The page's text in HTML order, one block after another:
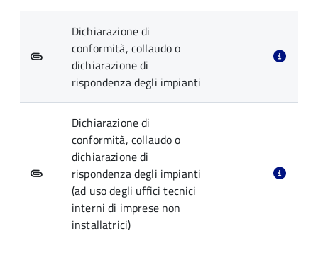
Dichiarazione di
conformità, collaudo o
dichiarazione di
rispondenza degli impianti
Dichiarazione di
conformità, collaudo o
dichiarazione di
rispondenza degli impianti
(ad uso degli uffici tecnici
interni di imprese non
installatrici)